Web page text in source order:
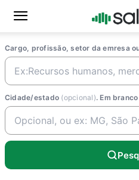
Cargo, profissão, setor da emresa
Cidade/estado (opcional). Em